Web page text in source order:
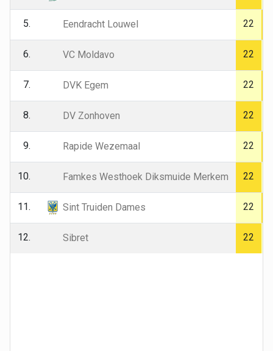
5. Eendracht Louwel 22
6. VC Moldavo 22
7. DVK Egem 22
8. DV Zonhoven 22
9. Rapide Wezemaal 22
10. Famkes Westhoek Diksmuide Merkem 22
11. Sint Truiden Dames 22
12. Sibret 22